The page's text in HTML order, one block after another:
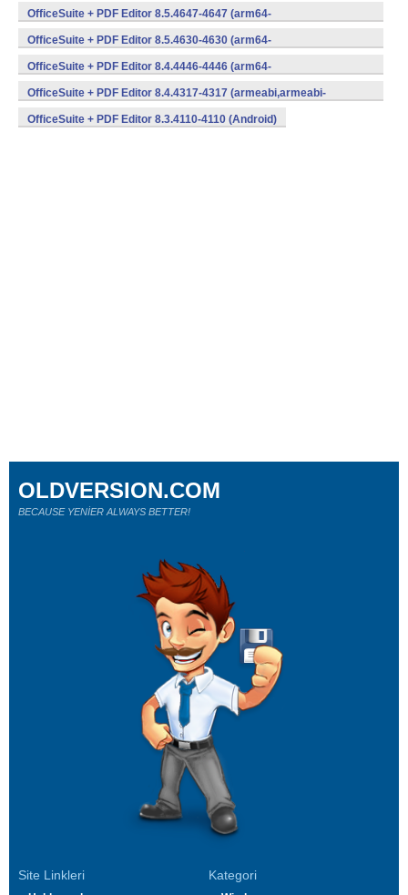
v8a,armeabi,armeabi-v7a,x86) (Android)
OfficeSuite + PDF Editor 8.5.4647-4647 (arm64-
v8a,armeabi,armeabi-v7a,x86) (Android)
OfficeSuite + PDF Editor 8.5.4630-4630 (arm64-
v8a,armeabi,armeabi-v7a,x86) (Android)
OfficeSuite + PDF Editor 8.4.4446-4446 (arm64-
v8a,armeabi,armeabi-v7a,x86) (Android)
OfficeSuite + PDF Editor 8.4.4317-4317 (armeabi,armeabi-
v7a,x86) (Android)
OfficeSuite + PDF Editor 8.3.4110-4110 (Android)
Site Linkleri Kategori
OLDVERSION.COM
BECAUSE YENİER ALWAYS BETTER!